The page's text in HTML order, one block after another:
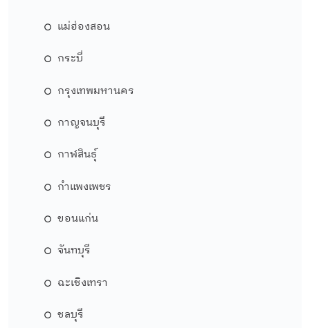
แม่ฮ่องสอน
กระบี่
กรุงเทพมหานคร
กาญจนบุรี
กาฬสินธุ์
กำแพงเพชร
ขอนแก่น
จันทบุรี
ฉะเชิงเทรา
ชลบุรี